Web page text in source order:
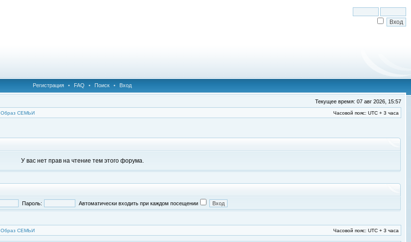
Регистрация • FAQ • Поиск • Вход
Текущее время: 07 авг 2026, 15:57
Образ СЕМЬИ Часовой пояс: UTC + 3 часа
У вас нет прав на чтение тем этого форума.
Пароль: Автоматически входить при каждом посещении
Образ СЕМЬИ Часовой пояс: UTC + 3 часа